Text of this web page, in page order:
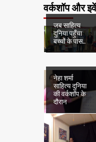
वर्कशॉप और
जब साहित्य
दुनिया पहुँचा
बच्चों के पास..
नेहा शर्मा
साहित्य दुनिया
की वर्कशॉप के
दौरान